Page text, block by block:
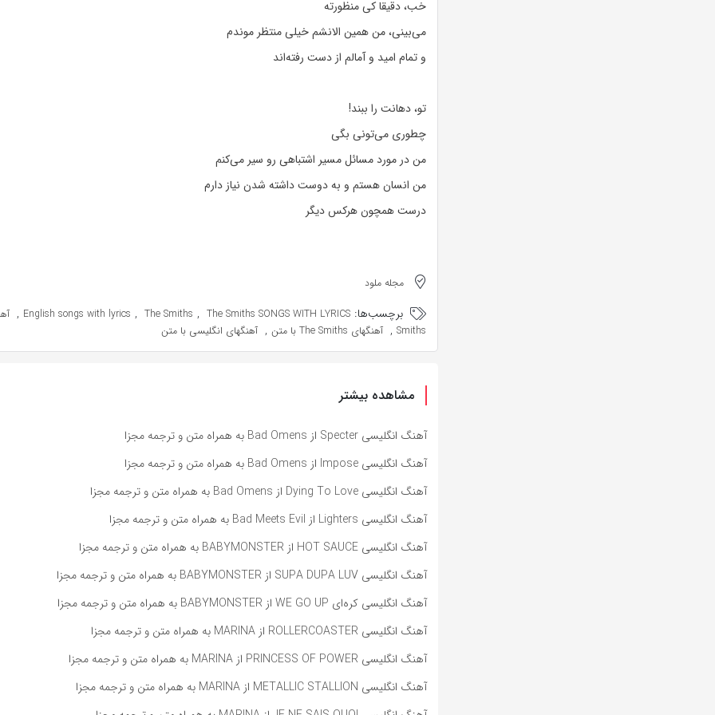
خب، دقیقا کی منظورته
می‌بینی، من همین الانشم خیلی منتظر موندم
و تمام امید و آمالم از دست رفته‌اند
تو، دهانت را ببند!
چطوری می‌تونی بگی
من در مورد مسائل مسیر اشتباهی رو سیر می‌کنم
من انسان هستم و به دوست داشته شدن نیاز دارم
درست همچون هرکس دیگر
مجله ملود
برچسب‌ها: English songs with lyrics , The Smiths , The Smiths SONGS WITH LYRICS
,
Smiths
, آهنگهای The Smiths با متن , آهنگهای انگلیسی با متن
مشاهده بیشتر
آهنگ انگلیسی Specter از Bad Omens به همراه متن و ترجمه مجزا
آهنگ انگلیسی Impose از Bad Omens به همراه متن و ترجمه مجزا
آهنگ انگلیسی Dying To Love از Bad Omens به همراه متن و ترجمه مجزا
آهنگ انگلیسی Lighters از Bad Meets Evil به همراه متن و ترجمه مجزا
آهنگ انگلیسی HOT SAUCE از BABYMONSTER به همراه متن و ترجمه مجزا
آهنگ انگلیسی SUPA DUPA LUV از BABYMONSTER به همراه متن و ترجمه مجزا
آهنگ انگلیسی کره‌ای WE GO UP از BABYMONSTER به همراه متن و ترجمه مجزا
آهنگ انگلیسی ROLLERCOASTER از MARINA به همراه متن و ترجمه مجزا
آهنگ انگلیسی PRINCESS OF POWER از MARINA به همراه متن و ترجمه مجزا
آهنگ انگلیسی METALLIC STALLION از MARINA به همراه متن و ترجمه مجزا